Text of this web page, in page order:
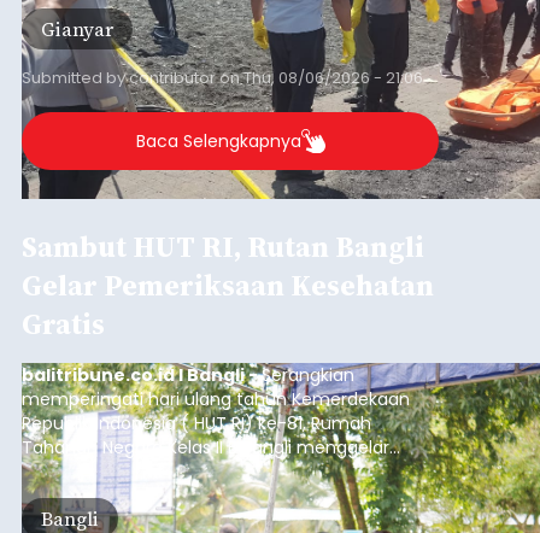
Gianyar
Submitted bycontributoronThu, 08/06/2026 - 21:06
Baca Selengkapnya
Sambut HUT RI, Rutan Bangli
Gelar Pemeriksaan Kesehatan
Gratis
balitribune.co.id I Bangli -Serangkian
memperingati hari ulang tahun Kemerdekaan
Republik Indonesia ( HUT RI) ke-81, Rumah
Tahanan Negara Kelas II B Bangli menggelar
kegiatan pemeriksaan kesehatan gratis, Rabu
(6/8/2026).
Bangli